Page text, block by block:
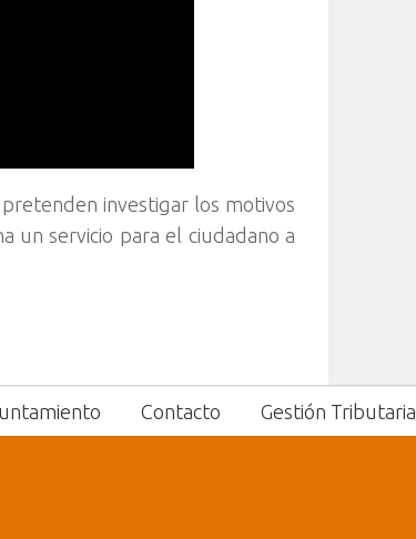
investigar los motivos
un servicio para el ciudadano a
Contacto Gestión Tributaria